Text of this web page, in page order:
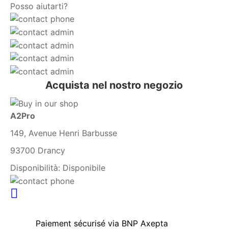
Posso aiutarti?
Acquista nel nostro negozio
A2Pro
149, Avenue Henri Barbusse
93700 Drancy
Disponibilità: Disponibile
Paiement sécurisé via BNP Axepta